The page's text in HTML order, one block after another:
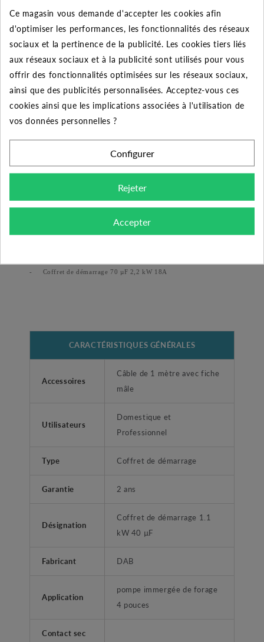
deux modèles de moteur.
Autres produits de la gamme :
Vous retrouverez le coffret de démarrage Jetly pour d’autres
- Coffret de démarrage 12,5 µF 0,25 kW 3A
Coffret de démarrage 20 µF 0,55 kW 6A
- Coffret de démarrage 35 µF 0,74 kW 8A
Coffret de démarrage 40 µF 1,1 kW 10A
- Coffret de démarrage 70 µF 2,2 kW 18A
CARACTÉRISTIQUES GÉNÉRALES
Accessoires
Câble de 1 mètre avec fiche
mâle
Utilisateurs
Domestique et
Professionnel
Type Coffret de démarrage
Garantie 2 ans
Désignation
Coffret de démarrage 1.1
kW 40 µF
Fabricant DAB
Application
pompe immergée de forage
4 pouces
Contact sec
Ce magasin vous demande d'accepter les cookies afin
d'optimiser les performances, les fonctionnalités des réseaux
sociaux et la pertinence de la publicité. Les cookies tiers liés
aux réseaux sociaux et à la publicité sont utilisés pour vous
offrir des fonctionnalités optimisées sur les réseaux sociaux,
ainsi que des publicités personnalisées. Acceptez-vous ces
cookies ainsi que les implications associées à l'utilisation de
vos données personnelles ?
Configurer
Rejeter
Accepter